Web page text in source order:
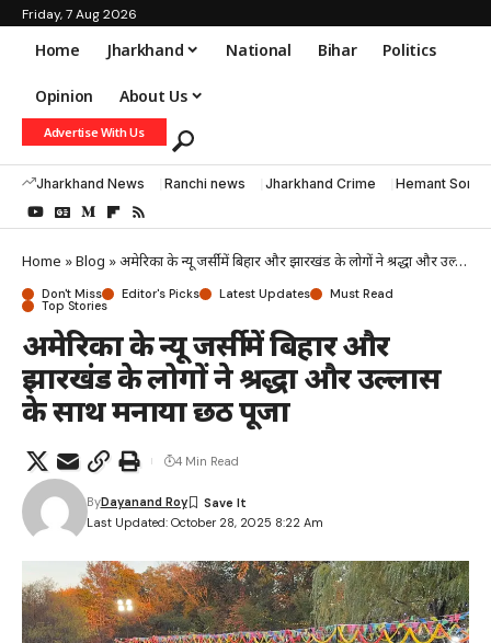
Friday, 7 Aug 2026
Home Jharkhand National Bihar Politics
Opinion About Us
Advertise With Us
Jharkhand News Ranchi news Jharkhand Crime Hemant Soren
Home »Blog »अमेरिका के न्यू जर्सी में बिहार और झारखंड के लोगों ने श्रद्धा और उल्लास के साथ मनाया छठ पूजा
Don't Miss Editor's Picks Latest Updates Must Read
Top Stories
अमेरिका के न्यू जर्सी में बिहार और
झारखंड के लोगों ने श्रद्धा और उल्लास
के साथ मनाया छठ पूजा
Last Updated: October 28, 2025 8:22 Am
ByDayanand Roy
4 Min Read